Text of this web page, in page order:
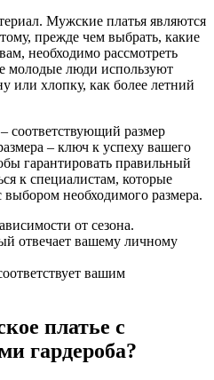
Мужские платья являются
прежде чем выбрать, какие
необходимо рассмотреть
молодые люди используют
или хлопку, как более летний
соответствующий размер
– ключ к успеху вашего
гарантировать правильный
к специалистам, которые
выбором необходимого размера.
от сезона.
отвечает вашему личному
вашим
платье с
гардероба?